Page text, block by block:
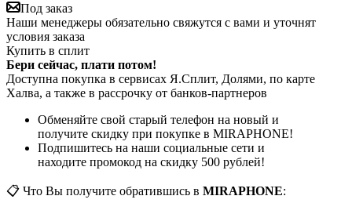
Под заказ
Наши менеджеры обязательно свяжутся с вами и уточнят
условия заказа
Купить в сплит
Бери сейчас, плати потом!
Доступна покупка в сервисах Я.Сплит, Долями, по карте
Халва, а также в рассрочку от банков-партнеров
Обменяйте свой старый телефон на новый и
получите скидку при покупке в MIRAPHONE!
Подпишитесь на наши социальные сети и
находите промокод на скидку 500 рублей!
📋 Что Вы получите обратившись в MIRAPHONE: